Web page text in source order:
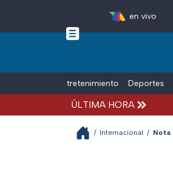
Skip to main content
en vivo
Entretenimiento Deportes
ÚLTIMA HORA
/ Internacional / Nota